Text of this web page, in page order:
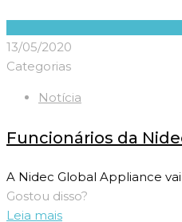
13/05/2020
Categorias
Notícia
Funcionários da
A Nidec Global Appliance
Gostou disso?
Leia mais